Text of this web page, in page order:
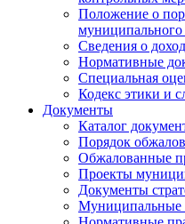
Положение о
муниципального
Сведения о
Нормативные
Специальная
Кодекс этики и
Документы
Каталог
Порядок
Обжалованные
Проекты
Документы
Муниципальные